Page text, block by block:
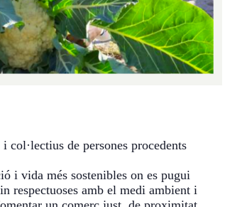
de persones procedents
i vida més sostenibles on es pugui
respectuoses amb el medi ambient i